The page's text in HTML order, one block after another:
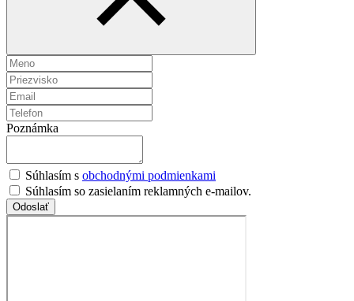
Poznámka
Súhlasím s obchodnými podmienkami
Súhlasím so zasielaním reklamných e-mailov.
Odoslať